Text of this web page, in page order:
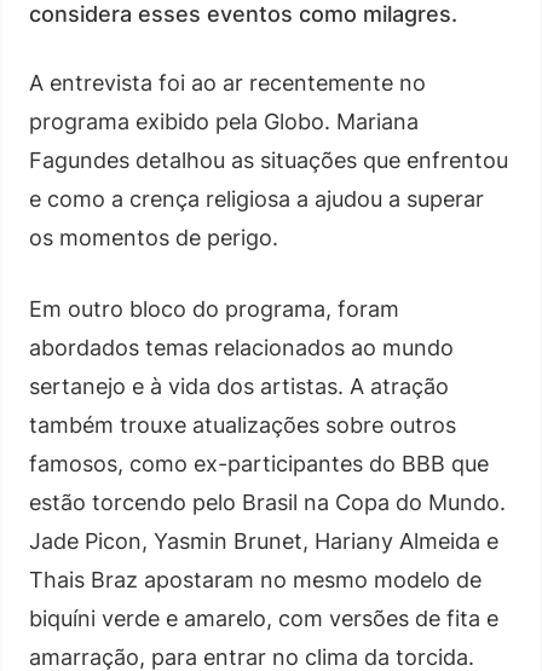
considera esses eventos como milagres.
A entrevista foi ao ar recentemente no
programa exibido pela Globo. Mariana
Fagundes detalhou as situações que enfrentou
e como a crença religiosa a ajudou a superar
os momentos de perigo.
Em outro bloco do programa, foram
abordados temas relacionados ao mundo
sertanejo e à vida dos artistas. A atração
também trouxe atualizações sobre outros
famosos, como ex-participantes do BBB que
estão torcendo pelo Brasil na Copa do Mundo.
Jade Picon, Yasmin Brunet, Hariany Almeida e
Thais Braz apostaram no mesmo modelo de
biquíni verde e amarelo, com versões de fita e
amarração, para entrar no clima da torcida.